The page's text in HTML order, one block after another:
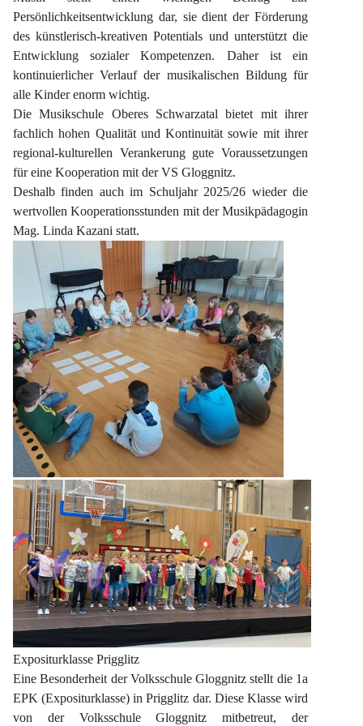
Persönlichkeitsentwicklung dar, sie dient der Förderung
des künstlerisch-kreativen Potentials und unterstützt die
Entwicklung sozialer Kompetenzen. Daher ist ein
kontinuierlicher Verlauf der musikalischen Bildung für
alle Kinder enorm wichtig.
Die Musikschule Oberes Schwarzatal bietet mit ihrer
fachlich hohen Qualität und Kontinuität sowie mit ihrer
regional-kulturellen Verankerung gute Voraussetzungen
für eine Kooperation mit der VS Gloggnitz.
Deshalb finden auch im Schuljahr 2025/26 wieder die
wertvollen Kooperationsstunden mit der Musikpädagogin
Mag. Linda Kazani statt.
Expositurklasse Prigglitz
Eine Besonderheit der Volksschule Gloggnitz stellt die 1a
EPK (Expositurklasse) in Prigglitz dar. Diese Klasse wird
von der Volksschule Gloggnitz mitbetreut, der